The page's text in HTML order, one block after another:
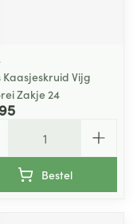
Kaasjeskruid Vijg
Zakje 24
Bestel